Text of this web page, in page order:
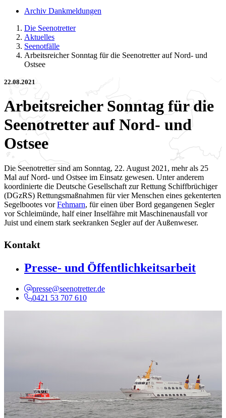
Archiv Dankmeldungen
Die Seenotretter
Aktuelles
Seenotfälle
Arbeitsreicher Sonntag für die Seenotretter auf Nord- und
Ostsee
22.08.2021
Arbeitsreicher Sonntag für die
Seenotretter auf Nord- und
Ostsee
Die Seenotretter sind am Sonntag, 22. August 2021, mehr als 25
Mal auf Nord- und Ostsee im Einsatz gewesen. Unter anderem
koordinierte die Deutsche Gesellschaft zur Rettung Schiffbrüchiger
(DGzRS) Rettungsmaßnahmen für vier Menschen eines gekenterten
Segelbootes vorFehmarn, für einen über Bord gegangenen Segler
vor Schleimünde, half einer Inselfähre mit Maschinenausfall vor
Juist und einem stark seekranken Segler auf der Außenweser.
Kontakt
Presse- und Öffentlichkeitsarbeit
presse@seenotretter.de
0421 53 707 610